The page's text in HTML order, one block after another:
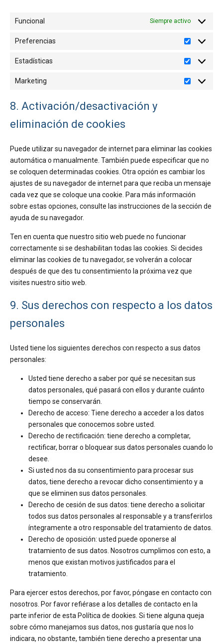
Funcional Siempre activo
Preferencias
Estadísticas
Marketing
Marketing
8. Activación/desactivación y
eliminación de cookies
Puede utilizar su navegador de internet para eliminar las cookies
automática o manualmente. También puede especificar que no
se coloquen determinadas cookies. Otra opción es cambiar los
ajustes de su navegador de internet para que reciba un mensaje
cada vez que se coloque una cookie. Para más información
sobre estas opciones, consulte las instrucciones de la sección de
ayuda de su navegador.
Ten en cuenta que nuestro sitio web puede no funcionar
correctamente si se deshabilitan todas las cookies. Si decides
eliminar las cookies de tu navegador, se volverán a colocar
después de que des tu consentimiento la próxima vez que
visites nuestro sitio web.
9. Sus derechos con respecto a los datos
personales
Usted tiene los siguientes derechos con respecto a sus datos
personales:
Usted tiene derecho a saber por qué se necesitan sus
datos personales, qué pasará con ellos y durante cuánto
tiempo se conservarán.
Derecho de acceso: Tiene derecho a acceder a los datos
personales que conocemos sobre usted.
Derecho de rectificación: tiene derecho a completar,
rectificar, borrar o bloquear sus datos personales cuando lo
desee.
Si usted nos da su consentimiento para procesar sus
datos, tiene derecho a revocar dicho consentimiento y a
que se eliminen sus datos personales.
Derecho de cesión de sus datos: tiene derecho a solicitar
todos sus datos personales al responsable y a transferirlos
íntegramente a otro responsable del tratamiento de datos.
Derecho de oposición: usted puede oponerse al
tratamiento de sus datos. Nosotros cumplimos con esto, a
menos que existan motivos justificados para el
tratamiento.
Para ejercer estos derechos, por favor, póngase en contacto con
nosotros. Por favor refiérase a los detalles de contacto en la
parte inferior de esta Política de dookies. Si tiene alguna queja
sobre cómo manejamos sus datos, nos gustaría que nos lo
indicara, no obstante, también tiene derecho a presentar una